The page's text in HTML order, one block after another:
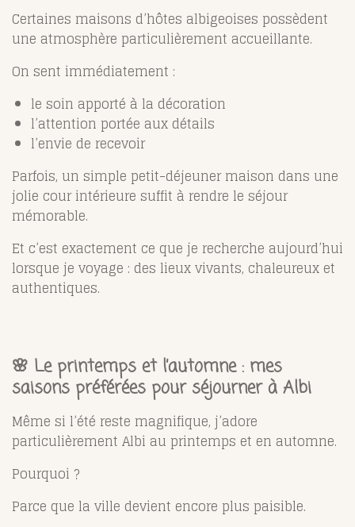
Certaines maisons d’hôtes albigeoises possèdent
une atmosphère particulièrement accueillante.
On sent immédiatement :
le soin apporté à la décoration
l’attention portée aux détails
l’envie de recevoir
Parfois, un simple petit-déjeuner maison dans une
jolie cour intérieure suffit à rendre le séjour
mémorable.
Et c’est exactement ce que je recherche aujourd’hui
lorsque je voyage : des lieux vivants, chaleureux et
authentiques.
🌸 Le printemps et l’automne : mes
saisons préférées pour séjourner à Albi
Même si l’été reste magnifique, j’adore
particulièrement Albi au printemps et en automne.
Pourquoi ?
Parce que la ville devient encore plus paisible.